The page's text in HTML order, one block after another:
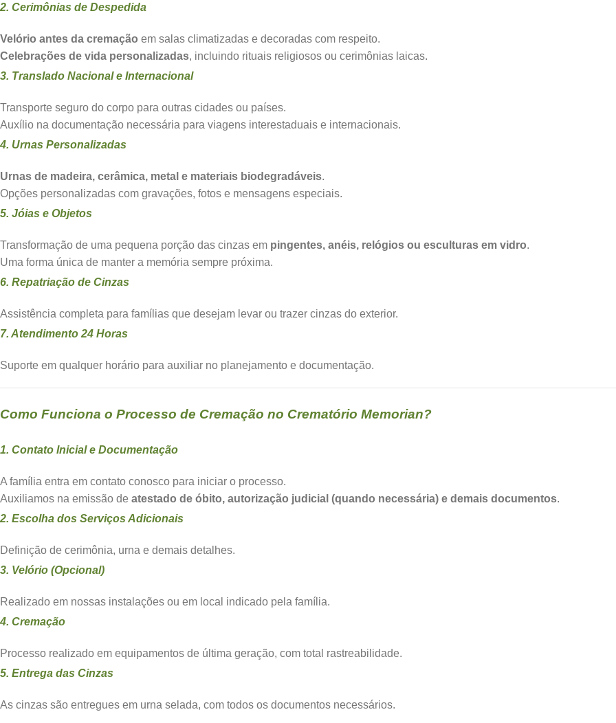
2. Cerimônias de Despedida
Velório antes da cremação em salas climatizadas e decoradas com respeito.
Celebrações de vida personalizadas, incluindo rituais religiosos ou cerimônias laicas.
3. Translado Nacional e Internacional
Transporte seguro do corpo para outras cidades ou países.
Auxílio na documentação necessária para viagens interestaduais e internacionais.
4. Urnas Personalizadas
Urnas de madeira, cerâmica, metal e materiais biodegradáveis.
Opções personalizadas com gravações, fotos e mensagens especiais.
5. Jóias e Objetos
Transformação de uma pequena porção das cinzas em pingentes, anéis, relógios ou esculturas em vidro.
Uma forma única de manter a memória sempre próxima.
6. Repatriação de Cinzas
Assistência completa para famílias que desejam levar ou trazer cinzas do exterior.
7. Atendimento 24 Horas
Suporte em qualquer horário para auxiliar no planejamento e documentação.
Como Funciona o Processo de Cremação no Crematório Memorian?
1. Contato Inicial e Documentação
A família entra em contato conosco para iniciar o processo.
Auxiliamos na emissão de atestado de óbito, autorização judicial (quando necessária) e demais documentos.
2. Escolha dos Serviços Adicionais
Definição de cerimônia, urna e demais detalhes.
3. Velório (Opcional)
Realizado em nossas instalações ou em local indicado pela família.
4. Cremação
Processo realizado em equipamentos de última geração, com total rastreabilidade.
5. Entrega das Cinzas
As cinzas são entregues em urna selada, com todos os documentos necessários.